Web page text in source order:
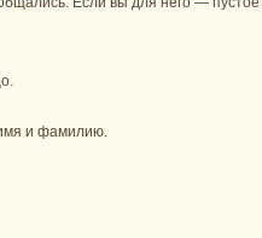
и фамилию.